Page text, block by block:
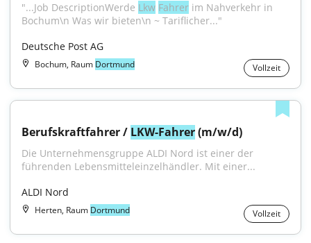
"...Job DescriptionWerde Lkw Fahrer im Nahverkehr in
Bochum\n Was wir bieten\n ~ Tariflicher..."
Deutsche Post AG
Bochum, Raum Dortmund Vollzeit
Berufskraftfahrer / LKW-Fahrer (m/w/d)
Die Unternehmensgruppe ALDI Nord ist einer der
führenden Lebensmitteleinzelhändler. Mit einer...
ALDI Nord
Herten, Raum Dortmund Vollzeit